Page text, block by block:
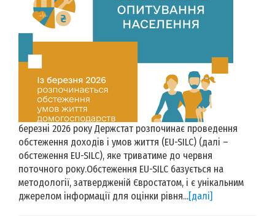
березні 2026 року Держстат розпочинає проведення
обстеження доходів і умов життя (EU-SILC) (далі –
обстеження EU-SILC), яке триватиме до червня
поточного року.Обстеження EU-SILC базується на
методології, затвердженій Євростатом, і є унікальним
джерелом інформації для оцінки рівня...[далі]